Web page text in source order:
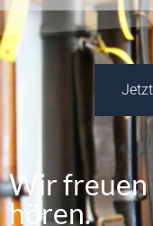
Wir freuen
hören.